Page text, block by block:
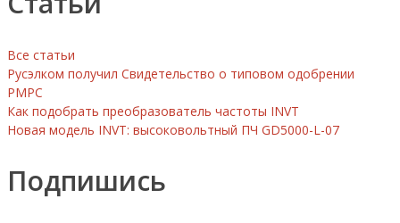
Все статьи
Русэлком получил Свидетельство о типовом одобрении
РМРС
Как подобрать преобразователь частоты INVT
Новая модель INVT: высоковольтный ПЧ GD5000-L-07
Подпишись